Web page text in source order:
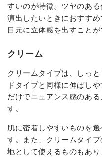
すいのが特徴。ツヤのあ
演出したいときにおすす
目元に立体感を出すことが
クリーム
クリームタイプは、しっ
ドタイプと同様に伸ばし
だけでニュアンス感のあ
す。
肌に密着しやすいものを
す。また、クリームタイ
地として使えるものもあり